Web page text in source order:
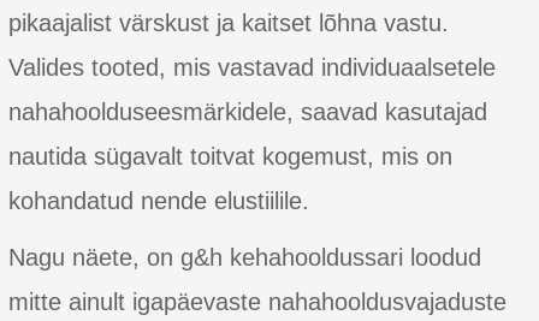
pikaajalist värskust ja kaitset lõhna vastu.
Valides tooted, mis vastavad individuaalsetele
nahahoolduseesmärkidele, saavad kasutajad
nautida sügavalt toitvat kogemust, mis on
kohandatud nende elustiilile.
Nagu näete, on g&h kehahooldussari loodud
mitte ainult igapäevaste nahahooldusvajaduste